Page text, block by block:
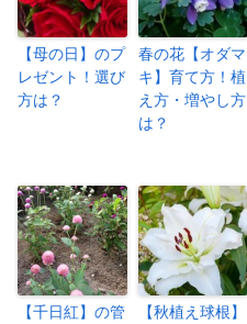
【母の日】のプ
レゼント！選び
方は？
春の花【オダマ
キ】育て方！植
え方・増やし方
は？
【千日紅】の管
【秋植え球根】